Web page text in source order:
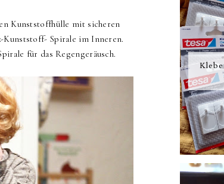
Kunststoffhülle mit sicheren
Kunststoff- Spirale im Inneren.
für das Regengeräusch.